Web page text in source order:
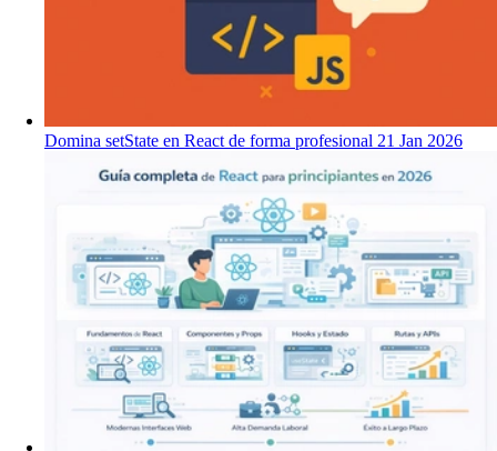
Domina setState en React de forma profesional 21 Jan 2026